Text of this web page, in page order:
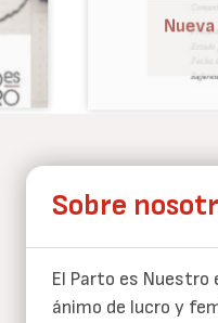
Nueva condena
Sobre
El Parto es Nuestro
ánimo de lucro y